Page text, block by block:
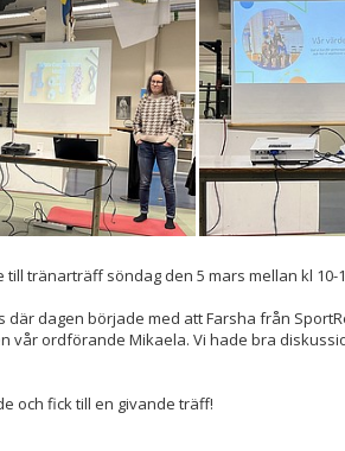
till tränarträff söndag den 5 mars mellan kl 10-
där dagen började med att Farsha från
vår ordförande Mikaela. Vi hade bra
och fick till en givande träff!